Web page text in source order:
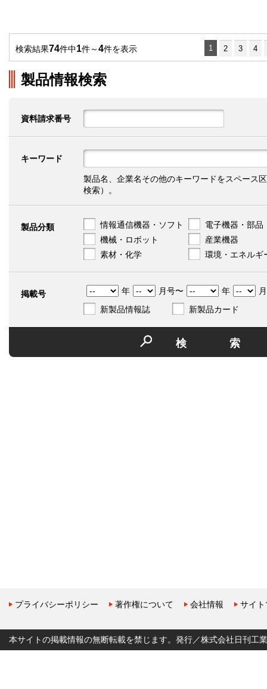
検索結果74件中1件～4件を表示 1 2 3 4
製品情報検索
資料請求番号
キーワード
製品名、企業名その他のキーワードをスペース
検索）。
製品分類 情報通信機器・ソフト
電子機器・部品
機械・ロボット
産業機器
素材・化学
環境・エネルギ
掲載号 年 月号〜 年
新製品情報誌
新製品カード
検
プライバシーポリシー 著作権について 会社情報 サイ
本サイトの掲載情報の無断転載を禁じます。発行／株式会社日刊